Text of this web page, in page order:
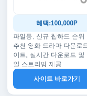
혜택:100,000P
파일몽, 신규 웹하드 순위
추천 영화 드라마 다운로
이트, 실시간 다운로드 및
일 스트리밍 제공
사이트 바로가기